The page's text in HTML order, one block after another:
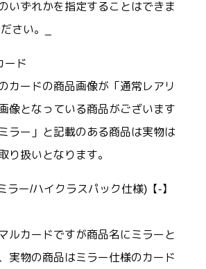
いずれかを指定することはできま
さい。_
ード
カードの商品画像が「通常レアリ
像となっている商品がございます
ラー」と記載のある商品は実物は
り扱いとなります。
ラー/ハイクラスパック仕様)【-】
ルカードですが商品名にミラーと
実物の商品はミラー仕様のカード